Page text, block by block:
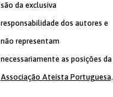
são da exclusiva
responsabilidade dos autores e
não representam
necessariamente as posições da
Associação Ateísta Portuguesa.